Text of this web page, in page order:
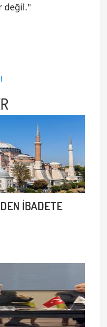
değil."
İBADETE